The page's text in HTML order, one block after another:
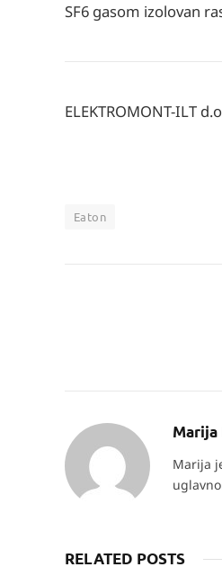
SF6 gasom izolovan
ELEKTROMONT-ILT
Eaton
Marija
Marija
RELATED POSTS